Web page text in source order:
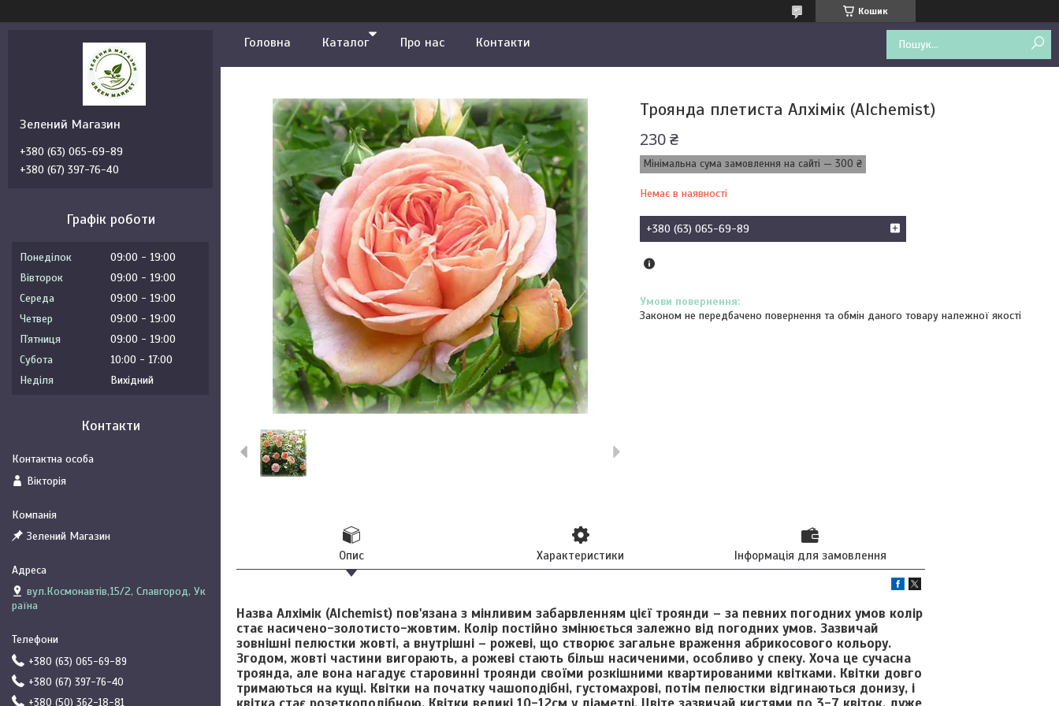
Кошик
Головна Каталог Про нас Контакти
Троянда плетиста Алхімік (Alchemist)
230 ₴
Мінімальна сума замовлення на сайті — 300 ₴
Немає в наявності
+380 (63) 065-69-89
Законом не передбачено повернення та обмін даного товару належної якості
Опис Характеристики Інформація для замовлення
Назва Алхімік (Alchemist) пов'язана з мінливим забарвленням цієї троянди – за певних погодних умов колір
стає насичено-золотисто-жовтим. Колір постійно змінюється залежно від погодних умов. Зазвичай
зовнішні пелюстки жовті, а внутрішні – рожеві, що створює загальне враження абрикосового кольору.
Згодом, жовті частини вигорають, а рожеві стають більш насиченими, особливо у спеку. Хоча це сучасна
троянда, але вона нагадує старовинні троянди своїми розкішними квартированими квітками. Квітки довго
тримаються на кущі. Квітки на початку чашоподібні, густомахрові, потім пелюстки відгинаються донизу, і
Зелений Магазин
+380 (63) 065-69-89
+380 (67) 397-76-40
Графік роботи
Понеділок 09:00
19:00
Вівторок
09:00
19:00
Середа
09:00
19:00
Четвер
09:00
19:00
Пʼятниця
09:00
19:00
Субота
10:00
17:00
Неділя
Вихідний
Контакти
Вікторія
Зелений Магазин
вул.Космонавтів,15/2, Славгород, Ук
раїна
+380 (63) 065-69-89
+380 (67) 397-76-40
+380 (50) 362-18-81